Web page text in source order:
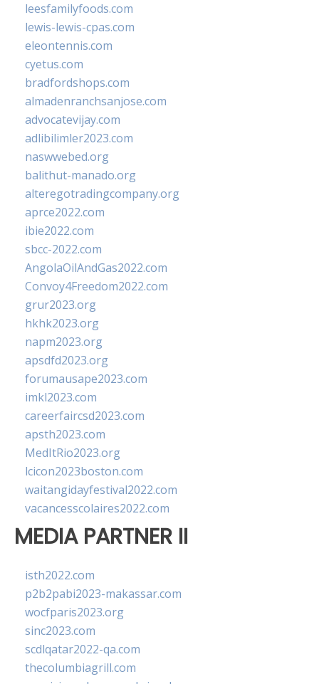
leesfamilyfoods.com
lewis-lewis-cpas.com
eleontennis.com
cyetus.com
bradfordshops.com
almadenranchsanjose.com
advocatevijay.com
adlibilimler2023.com
naswwebed.org
balithut-manado.org
alteregotradingcompany.org
aprce2022.com
ibie2022.com
sbcc-2022.com
AngolaOilAndGas2022.com
Convoy4Freedom2022.com
grur2023.org
hkhk2023.org
napm2023.org
apsdfd2023.org
forumausape2023.com
imkl2023.com
careerfaircsd2023.com
apsth2023.com
MedItRio2023.org
lcicon2023boston.com
waitangidayfestival2022.com
vacancesscolaires2022.com
MEDIA PARTNER II
isth2022.com
p2b2pabi2023-makassar.com
wocfparis2023.org
sinc2023.com
scdlqatar2022-qa.com
thecolumbiagrill.com